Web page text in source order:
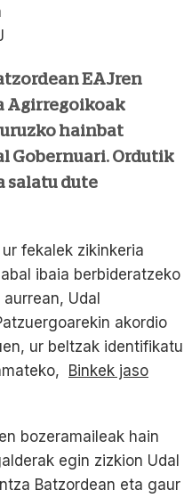
EAJren
Agirregoikoak
hainbat
Gobernuari. Ordutik
salatu dute
fekalek zikinkeria
ibaia berbideratzeko
Udal
akordio
ur beltzak identifikatu
Binkek jaso
bozeramaileak hain
egin zizkion Udal
Batzordean eta gaur